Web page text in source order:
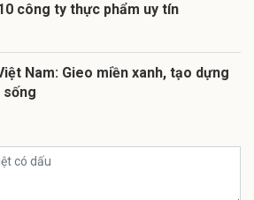
công ty thực phẩm uy tín
Nam: Gieo miền xanh, tạo dựng
sống